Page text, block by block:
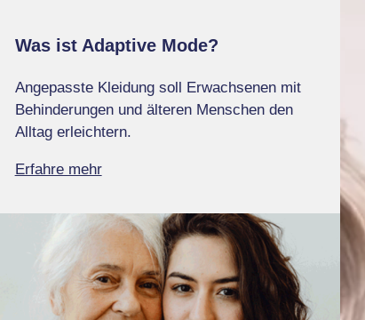
Was ist Adaptive Mode?
Angepasste Kleidung soll Erwachsenen mit
Behinderungen und älteren Menschen den
Alltag erleichtern.
Erfahre mehr